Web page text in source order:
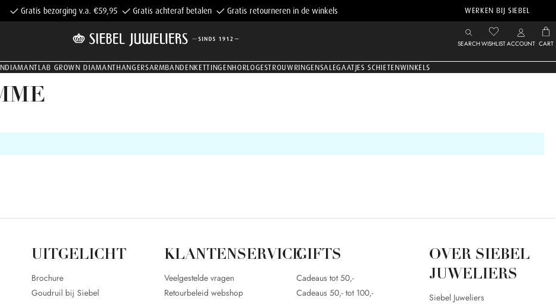
Gratis bezorging v.a. €59,95 Gratis achteraf betalen Gratis retourneren in de winkels WERKEN BIJ SIEBEL
SEARCHWISHLISTACCOUNT CART
DIAMANTLAB GROWN DIAMANTHANGERSARMBANDENKETTINGENHORLOGESTROUWRINGENSALEGAATJES SCHIETENWINKELS
UITGELICHT
Brochure
Goudruil bij Siebel
KLANTENSERVICE
Veelgestelde vragen
Retourbeleid webshop
GIFTS
Cadeaus tot 50,-
Cadeaus 50,- tot 100,-
OVER SIEBEL
JUWELIERS
Siebel Juweliers